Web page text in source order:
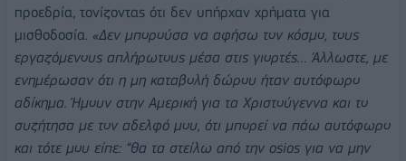
προεδρία, τονίζοντας ότι δεν υπήρχαν χρήματα για
μισθοδοσία. «Δεν μπορούσα να αφήσω τον κόσμο, τους
εργαζόμενους απλήρωτους μέσα στις γιορτές… Άλλωστε, με
ενημέρωσαν ότι η μη καταβολή δώρου ήταν αυτόφωρο
αδίκημα. Ήμουν στην Αμερική για τα Χριστούγεννα και το
συζήτησα με τον αδελφό μου, ότι μπορεί να πάω αυτόφωρο
και τότε μου είπε: “θα τα στείλω από την osios για να μην